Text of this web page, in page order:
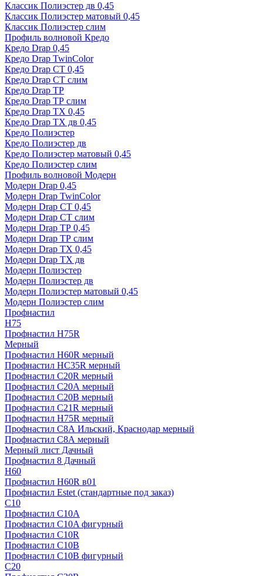
Классик Полиэстер дв 0,45
Классик Полиэстер матовый 0,45
Классик Полиэстер слим
Профиль волновой Кредо
Кредо Drap 0,45
Кредо Drap TwinColor
Кредо Drap СТ 0,45
Кредо Drap СТ слим
Кредо Drap ТР
Кредо Drap ТР слим
Кредо Drap ТХ 0,45
Кредо Drap ТХ дв 0,45
Кредо Полиэстер
Кредо Полиэстер дв
Кредо Полиэстер матовый 0,45
Кредо Полиэстер слим
Профиль волновой Модерн
Модерн Drap 0,45
Модерн Drap TwinColor
Модерн Drap СТ 0,45
Модерн Drap СТ слим
Модерн Drap ТР 0,45
Модерн Drap ТР слим
Модерн Drap ТХ 0,45
Модерн Drap ТХ дв
Модерн Полиэстер
Модерн Полиэстер дв
Модерн Полиэстер матовый 0,45
Модерн Полиэстер слим
Профнастил
H75
Профнастил H75R
Мерный
Профнастил H60R мерный
Профнастил HC35R мерный
Профнастил С20R мерный
Профнастил С20А мерный
Профнастил С20В мерный
Профнастил С21R мерный
Профнастил Н75R мерный
Профнастил С8А Ильский, Краснодар мерный
Профнастил С8А мерный
Мерный лист Дачный
Профнастил 8 Дачный
Н60
Профнастил H60R в01
Профнастил Estet (стандартные под заказ)
C10
Профнастил С10A
Профнастил С10A фигурный
Профнастил С10R
Профнастил С10В
Профнастил С10В фигурный
C20